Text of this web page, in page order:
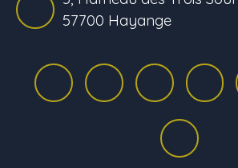
57700 Hayange